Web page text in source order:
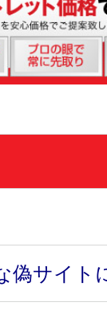
偽サイト